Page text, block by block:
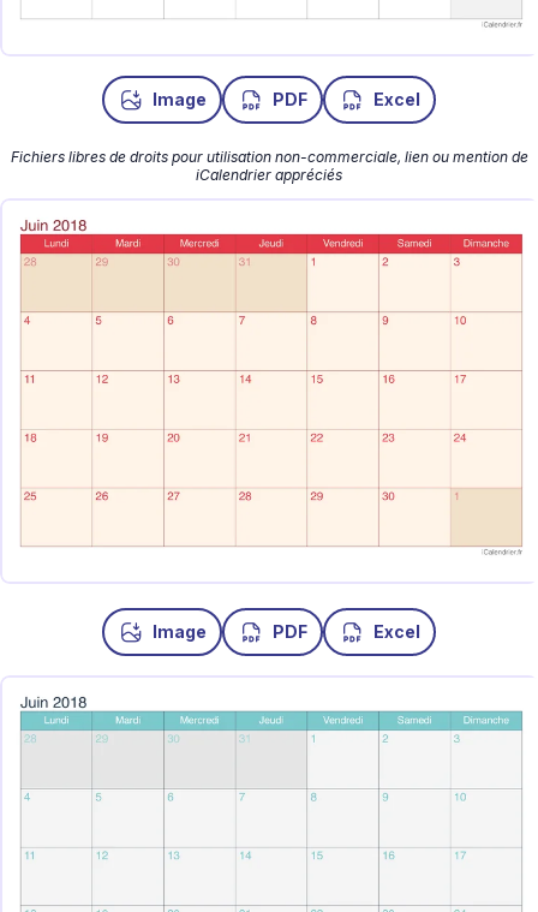
Image PDF Excel
Fichiers libres de droits pour utilisation non-commerciale, lien ou mention de
iCalendrier appréciés
Image PDF Excel